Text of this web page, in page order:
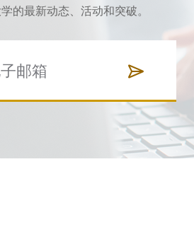
的最新动态、活动和突破。